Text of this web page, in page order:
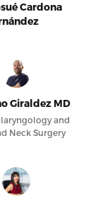
Cardona
Giraldez MD
and
Neck Surgery